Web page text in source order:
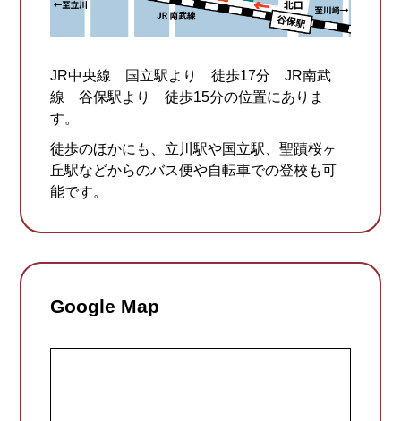
JR中央線 国立駅より 徒歩17分 JR南武
線 谷保駅より 徒歩15分の位置にありま
す。
徒歩のほかにも、立川駅や国立駅、聖蹟桜ヶ
丘駅などからのバス便や自転車での登校も可
能です。
Google Map